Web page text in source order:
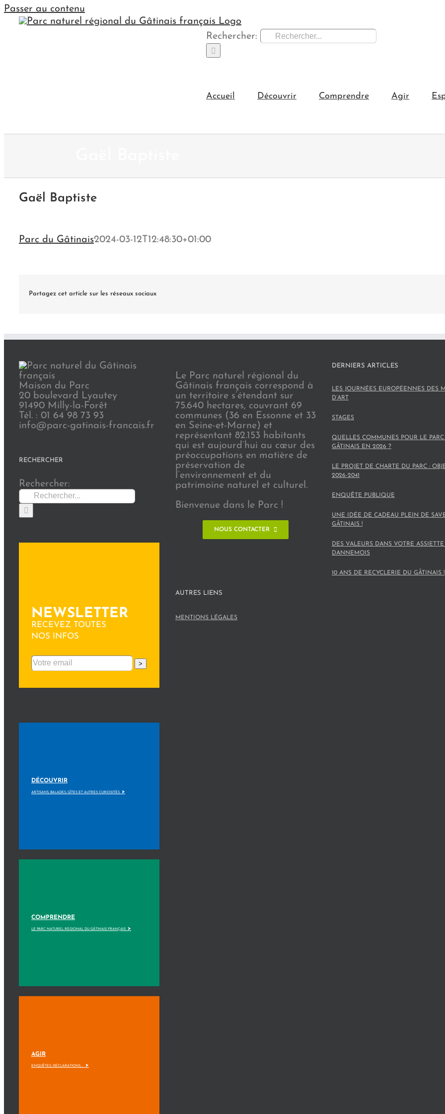
Passer au contenu
Rechercher:
Accueil Découvrir Comprendre Agir
Gaël Baptiste
Parc du Gâtinais2024-03-12T12:48:30+01:00
Partagez cet article sur les réseaux sociaux
Maison du Parc
20 boulevard Lyautey
91490 Milly-la-Forêt
Tél. : 01 64 98 73 93
info@parc-gatinais-francais.fr
RECHERCHER
Rechercher:
NEWSLETTER
RECEVEZ TOUTES
NOS INFOS
>
DÉCOUVRIR
ARTISANS, BALADES, GÎTES ET AUTRES CURIOSITÉS >
COMPRENDRE
LE PARC NATUREL RÉGIONAL DU GÂTINAIS FRANÇAIS >
AGIR
ENQUÊTES, DÉCLARATIONS, ... >
Le Parc naturel régional du
Gâtinais français correspond à
un territoire s’étendant sur
75.640 hectares, couvrant 69
communes (36 en Essonne et 33
en Seine-et-Marne) et
représentant 82.153 habitants
qui est aujourd’hui au cœur des
préoccupations en matière de
préservation de
l’environnement et du
patrimoine naturel et culturel.
Bienvenue dans le Parc !
NOUS CONTACTER
DERNIERS ARTICLES
LES JOURNÉES EUROPÉENNES DES
D’ART
STAGES
QUELLES COMMUNES POUR LE PARC
GÂTINAIS EN 2026 ?
LE PROJET DE CHARTE DU PARC :
2026-2041
ENQUÊTE PUBLIQUE
UNE IDÉE DE CADEAU PLEIN DE
GÂTINAIS !
DES VALEURS DANS VOTRE
DANNEMOIS
10 ANS DE RECYCLERIE DU GÂTINAIS !
AUTRES LIENS
MENTIONS LÉGALES